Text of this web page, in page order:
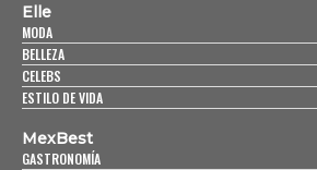
Elle
MODA
BELLEZA
CELEBS
ESTILO DE VIDA
MexBest
GASTRONOMÍA